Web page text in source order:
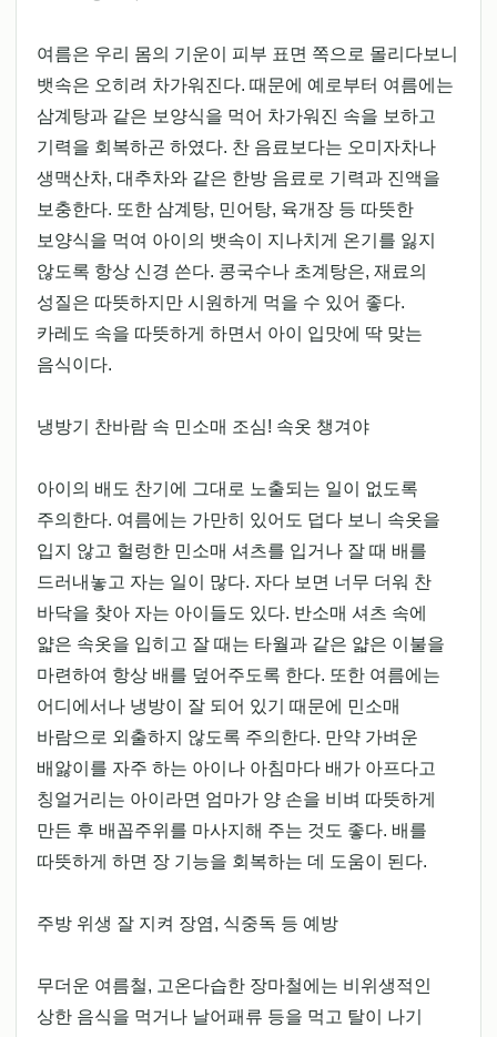
여름은 우리 몸의 기운이 피부 표면 쪽으로 몰리다보니
뱃속은 오히려 차가워진다. 때문에 예로부터 여름에는
삼계탕과 같은 보양식을 먹어 차가워진 속을 보하고
기력을 회복하곤 하였다. 찬 음료보다는 오미자차나
생맥산차, 대추차와 같은 한방 음료로 기력과 진액을
보충한다. 또한 삼계탕, 민어탕, 육개장 등 따뜻한
보양식을 먹여 아이의 뱃속이 지나치게 온기를 잃지
않도록 항상 신경 쓴다. 콩국수나 초계탕은, 재료의
성질은 따뜻하지만 시원하게 먹을 수 있어 좋다.
카레도 속을 따뜻하게 하면서 아이 입맛에 딱 맞는
음식이다.
냉방기 찬바람 속 민소매 조심! 속옷 챙겨야
아이의 배도 찬기에 그대로 노출되는 일이 없도록
주의한다. 여름에는 가만히 있어도 덥다 보니 속옷을
입지 않고 헐렁한 민소매 셔츠를 입거나 잘 때 배를
드러내놓고 자는 일이 많다. 자다 보면 너무 더워 찬
바닥을 찾아 자는 아이들도 있다. 반소매 셔츠 속에
얇은 속옷을 입히고 잘 때는 타월과 같은 얇은 이불을
마련하여 항상 배를 덮어주도록 한다. 또한 여름에는
어디에서나 냉방이 잘 되어 있기 때문에 민소매
바람으로 외출하지 않도록 주의한다. 만약 가벼운
배앓이를 자주 하는 아이나 아침마다 배가 아프다고
칭얼거리는 아이라면 엄마가 양 손을 비벼 따뜻하게
만든 후 배꼽주위를 마사지해 주는 것도 좋다. 배를
따뜻하게 하면 장 기능을 회복하는 데 도움이 된다.
주방 위생 잘 지켜 장염, 식중독 등 예방
무더운 여름철, 고온다습한 장마철에는 비위생적인
상한 음식을 먹거나 날어패류 등을 먹고 탈이 나기